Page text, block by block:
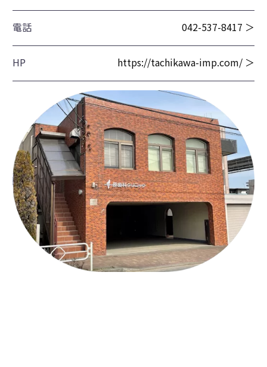
電話 042-537-8417 ＞
HP https://tachikawa-imp.com/ ＞